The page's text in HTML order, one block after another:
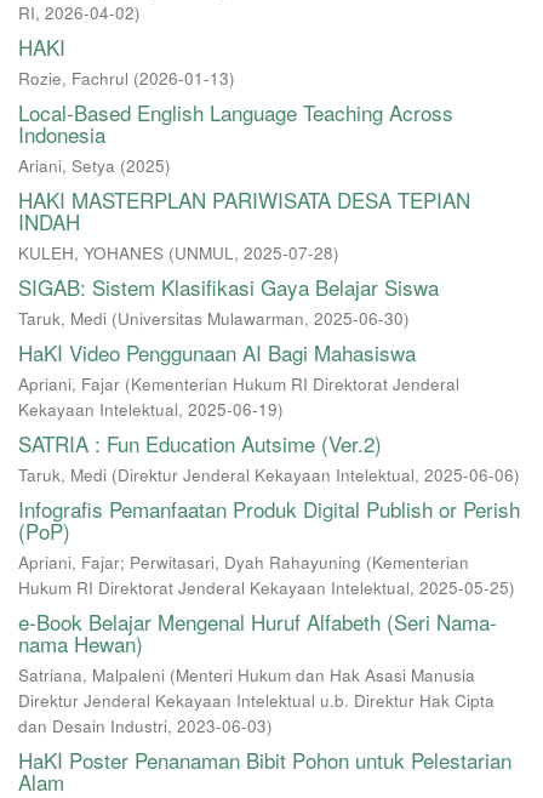
RI, 2026-04-02)
HAKI
Rozie, Fachrul (2026-01-13)
Local-Based English Language Teaching Across
Indonesia
Ariani, Setya (2025)
HAKI MASTERPLAN PARIWISATA DESA TEPIAN
INDAH
KULEH, YOHANES (UNMUL, 2025-07-28)
SIGAB: Sistem Klasifikasi Gaya Belajar Siswa
Taruk, Medi (Universitas Mulawarman, 2025-06-30)
HaKI Video Penggunaan AI Bagi Mahasiswa
Apriani, Fajar (Kementerian Hukum RI Direktorat Jenderal
Kekayaan Intelektual, 2025-06-19)
SATRIA : Fun Education Autsime (Ver.2)
Taruk, Medi (Direktur Jenderal Kekayaan Intelektual, 2025-06-06)
Infografis Pemanfaatan Produk Digital Publish or Perish
(PoP)
Apriani, Fajar; Perwitasari, Dyah Rahayuning (Kementerian
Hukum RI Direktorat Jenderal Kekayaan Intelektual, 2025-05-25)
e-Book Belajar Mengenal Huruf Alfabeth (Seri Nama-
nama Hewan)
Satriana, Malpaleni (Menteri Hukum dan Hak Asasi Manusia
Direktur Jenderal Kekayaan Intelektual u.b. Direktur Hak Cipta
dan Desain Industri, 2023-06-03)
HaKI Poster Penanaman Bibit Pohon untuk Pelestarian
Alam